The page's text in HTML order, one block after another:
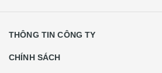
THÔNG TIN CÔNG TY
CHÍNH SÁCH